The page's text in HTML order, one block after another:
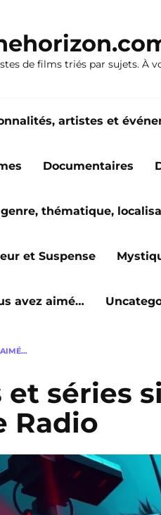
de films triés par sujets. À
artistes et
Documentaires
thématique,
et Suspense
avez aimé…
AIMÉ…
et séries
Radio